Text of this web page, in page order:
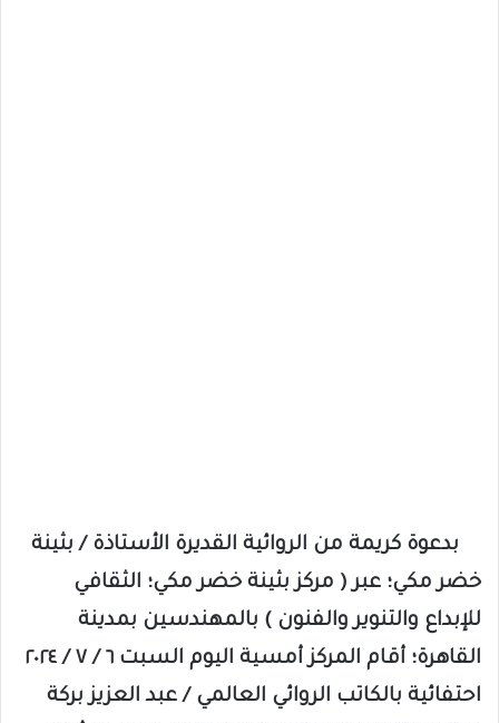
بدعوة كريمة من الروائية القديرة الأستاذة / بثينة
خضر مكي؛ عبر ( مركز بثينة خضر مكي؛ الثقافي
للإبداع والتنوير والفنون ) بالمهندسين بمدينة
القاهرة؛ أقام المركز أمسية اليوم السبت ٦ / ٧ / ٢٠٢٤
احتفائية بالكاتب الروائي العالمي / عبد العزيز بركة